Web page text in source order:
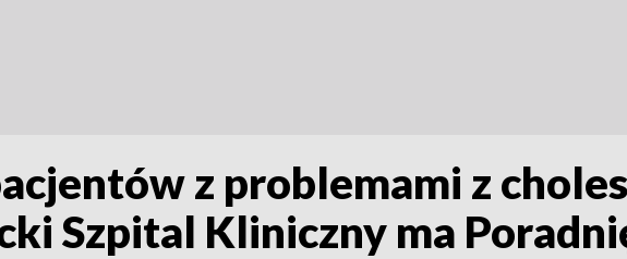
z problemami z
Szpital Kliniczny ma